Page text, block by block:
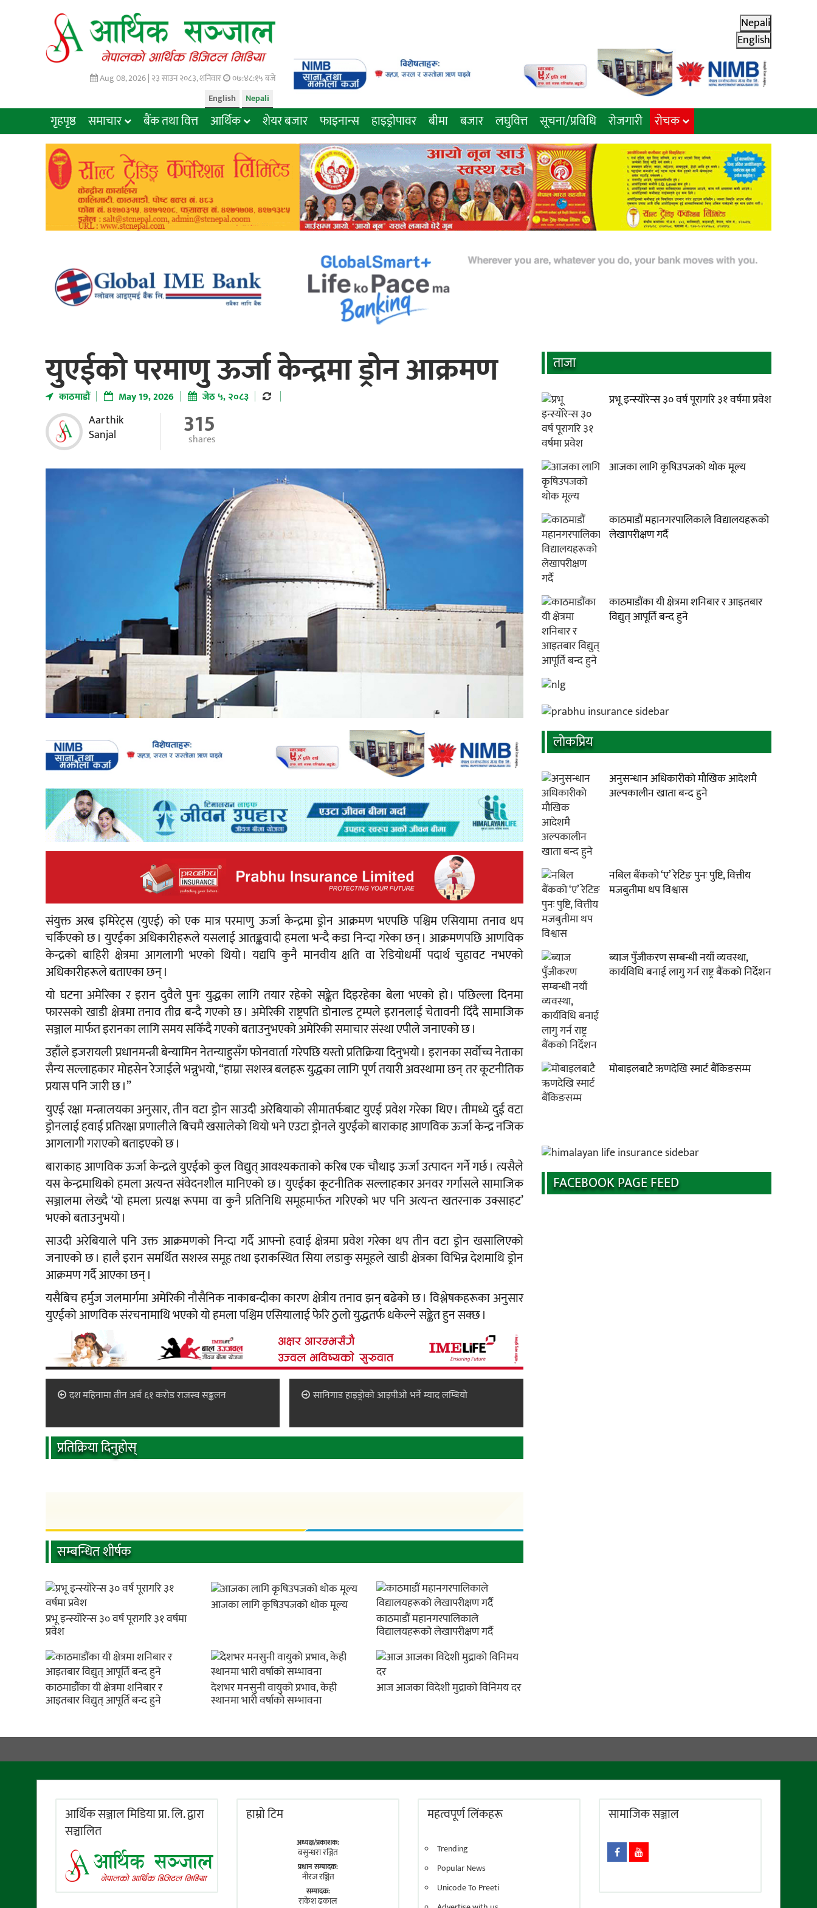
Aug 08, 2026 | २३ साउन २०८३, शनिवार
०७:४८:१६ बजे
Nepali
English
Nepali
English
गृहपृष्ठ समाचार बैंक तथा वित्त आर्थिक शेयर बजार फाइनान्स हाइड्रोपावर बीमा बजार लघुवित्त सूचना/प्रविधि रोजगारी राेचक
युएईको परमाणु ऊर्जा केन्द्रमा ड्रोन आक्रमण
काठमाडाैं May 19, 2026 जेठ ५, २०८३
Aarthik
Sanjal
315
shares
संयुक्त अरब इमिरेट्स (युएई) को एक मात्र परमाणु ऊर्जा केन्द्रमा ड्रोन आक्रमण भएपछि पश्चिम एसियामा तनाव थप
चर्किएको छ । युएईका अधिकारीहरूले यसलाई आतङ्कवादी हमला भन्दै कडा निन्दा गरेका छन् । आक्रमणपछि आणविक
केन्द्रको बाहिरी क्षेत्रमा आगलागी भएको थियो । यद्यपि कुनै मानवीय क्षति वा रेडियोधर्मी पदार्थ चुहावट नभएको
अधिकारीहरूले बताएका छन् ।
यो घटना अमेरिका र इरान दुवैले पुनः युद्धका लागि तयार रहेको सङ्केत दिइरहेका बेला भएको हो । पछिल्ला दिनमा
फारसको खाडी क्षेत्रमा तनाव तीव्र बन्दै गएको छ । अमेरिकी राष्ट्रपति डोनाल्ड ट्रम्पले इरानलाई चेतावनी दिँदै सामाजिक
सञ्जाल मार्फत इरानका लागि समय सकिँदै गएको बताउनुभएको अमेरिकी समाचार संस्था एपीले जनाएको छ ।
उहाँले इजरायली प्रधानमन्त्री बेन्यामिन नेतन्याहुसँग फोनवार्ता गरेपछि यस्तो प्रतिक्रिया दिनुभयो । इरानका सर्वोच्च नेताका
सैन्य सल्लाहकार मोहसेन रेजाईले भन्नुभयो, “हाम्रा सशस्त्र बलहरू युद्धका लागि पूर्ण तयारी अवस्थामा छन् तर कूटनीतिक
प्रयास पनि जारी छ ।”
युएई रक्षा मन्त्रालयका अनुसार, तीन वटा ड्रोन साउदी अरेबियाको सीमातर्फबाट युएई प्रवेश गरेका थिए । तीमध्ये दुई वटा
ड्रोनलाई हवाई प्रतिरक्षा प्रणालीले बिचमै खसालेको थियो भने एउटा ड्रोनले युएईको बाराकाह आणविक ऊर्जा केन्द्र नजिक
आगलागी गराएको बताइएको छ ।
बाराकाह आणविक ऊर्जा केन्द्रले युएईको कुल विद्युत् आवश्यकताको करिब एक चौथाइ ऊर्जा उत्पादन गर्ने गर्छ । त्यसैले
यस केन्द्रमाथिको हमला अत्यन्त संवेदनशील मानिएको छ । युएईका कूटनीतिक सल्लाहकार अनवर गर्गासले सामाजिक
सञ्जालमा लेख्दै ‘यो हमला प्रत्यक्ष रूपमा वा कुनै प्रतिनिधि समूहमार्फत गरिएको भए पनि अत्यन्त खतरनाक उक्साहट’
भएको बताउनुभयो ।
साउदी अरेबियाले पनि उक्त आक्रमणको निन्दा गर्दै आफ्नो हवाई क्षेत्रमा प्रवेश गरेका थप तीन वटा ड्रोन खसालिएको
जनाएको छ । हालै इरान समर्थित सशस्त्र समूह तथा इराकस्थित सिया लडाकु समूहले खाडी क्षेत्रका विभिन्न देशमाथि ड्रोन
आक्रमण गर्दै आएका छन् ।
यसैबिच हर्मुज जलमार्गमा अमेरिकी नौसैनिक नाकाबन्दीका कारण क्षेत्रीय तनाव झन् बढेको छ । विश्लेषकहरूका अनुसार
युएईको आणविक संरचनामाथि भएको यो हमला पश्चिम एसियालाई फेरि ठुलो युद्धतर्फ धकेल्ने सङ्केत हुन सक्छ ।
दश महिनामा तीन अर्ब ६१ करोड राजस्व सङ्कलन सानिगाड हाइड्रोको आइपीओ भर्ने म्याद लम्बियो
प्रतिक्रिया दिनुहोस्
सम्बन्धित शीर्षक
प्रभू इन्स्योरेन्स ३० वर्ष पूरागरि ३१ वर्षमा
प्रवेश
आजका लागि कृषिउपजको थोक मूल्य
काठमाडौं महानगरपालिकाले
विद्यालयहरूको लेखापरीक्षण गर्दै
काठमाडौंका यी क्षेत्रमा शनिबार र
आइतबार विद्युत् आपूर्ति बन्द हुने
देशभर मनसुनी वायुको प्रभाव, केही
स्थानमा भारी वर्षाको सम्भावना
आज आजका विदेशी मुद्राको विनिमय दर
ताजा
प्रभू इन्स्योरेन्स ३० वर्ष पूरागरि ३१ वर्षमा प्रवेश
आजका लागि कृषिउपजको थोक मूल्य
काठमाडौं महानगरपालिकाले विद्यालयहरूको
लेखापरीक्षण गर्दै
काठमाडौंका यी क्षेत्रमा शनिबार र आइतबार
विद्युत् आपूर्ति बन्द हुने
लाेकप्रिय
अनुसन्धान अधिकारीकाे माैखिक आदेशमै
अल्पकालीन खाता बन्द हुने
नबिल बैंकको ‘ए’ रेटिङ पुनः पुष्टि, वित्तीय
मजबुतीमा थप विश्वास
ब्याज पुँजीकरण सम्बन्धी नयाँ व्यवस्था,
कार्यविधि बनाई लागु गर्न राष्ट्र बैंकको निर्देशन
मोबाइलबाटै ऋणदेखि स्मार्ट बैंकिङसम्म
FACEBOOK PAGE FEED
आर्थिक सञ्जाल मिडिया प्रा. लि. द्वारा
सञ्चालित
हाम्राे टिम
अध्यक्ष/प्रकाशक:
बसुन्धरा रञ्जित
प्रधान सम्पादक:
नीरज रञ्जित
सम्पादक:
राकेश ढकाल
महत्वपूर्ण लिंकहरू
Trending
Popular News
Unicode To Preeti
सामाजिक सञ्जाल